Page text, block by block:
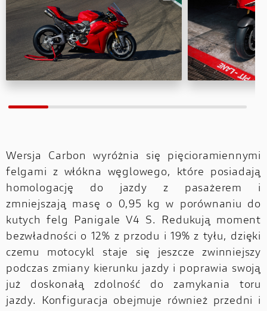
Wersja Carbon wyróżnia się pięcioramiennymi
felgami z włókna węglowego, które posiadają
homologację do jazdy z pasażerem i
zmniejszają masę o 0,95 kg w porównaniu do
kutych felg Panigale V4 S. Redukują moment
bezwładności o 12% z przodu i 19% z tyłu, dzięki
czemu motocykl staje się jeszcze zwinniejszy
podczas zmiany kierunku jazdy i poprawia swoją
już doskonałą zdolność do zamykania toru
jazdy. Konfiguracja obejmuje również przedni i